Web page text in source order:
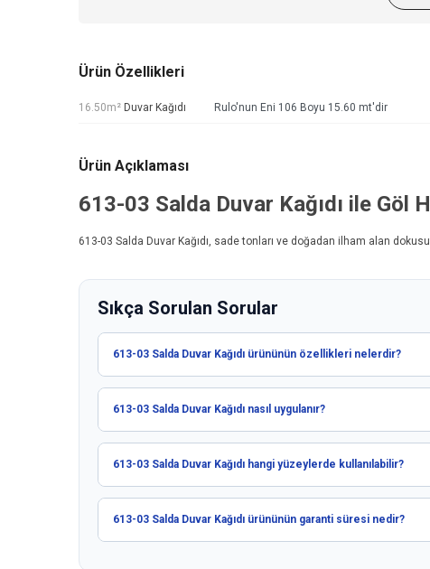
Ürün Özellikleri
16.50m² Duvar Kağıdı Rulo'nun Eni 106 Boyu 15.60 mt'dir
Ürün Açıklaması
613-03 Salda Duvar Kağıdı ile Göl
613-03 Salda Duvar Kağıdı, sade tonları ve doğadan ilham alan
Sıkça Sorulan Sorular
613-03 Salda Duvar Kağıdı ürününün özellikleri nelerdir?
613-03 Salda Duvar Kağıdı nasıl uygulanır?
613-03 Salda Duvar Kağıdı hangi yüzeylerde kullanılabilir?
613-03 Salda Duvar Kağıdı ürününün garanti süresi nedir?